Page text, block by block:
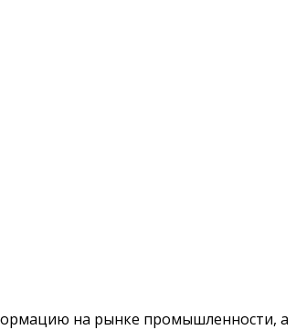
на рынке промышленности, а